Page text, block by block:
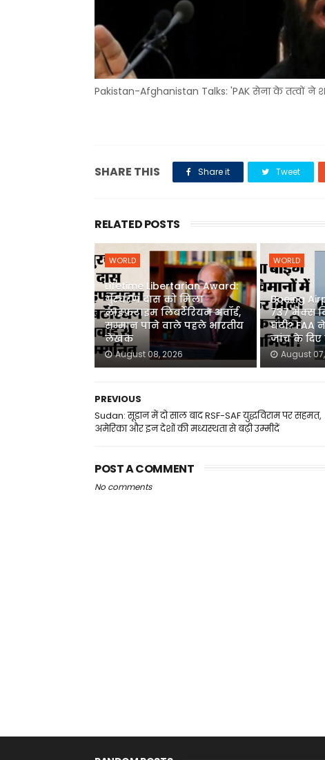
Pakistan-Afghanistan Talks: 'PAK सेना के तत्वों ने
SHARE THIS Share it Tweet
RELATED POSTS
WORLD
Lifetime Libertarian Award:
गुरचरण दास को मिला
लाइफटाइम लिबर्टेरियन अवॉर्ड,
सम्मान पाने वाले पहले भारतीय
लेखक
August 08, 2026
WORLD
Boeing
737 मैक्स
घंटी? FAA
जांच के
August
PREVIOUS
Sudan: सूडान में दो साल बाद RSF-SAF युद्धविराम पर सहमत,
अमेरिका और इन देशों की मध्यस्थता से बढ़ी उम्मीदें
POST A COMMENT
No comments